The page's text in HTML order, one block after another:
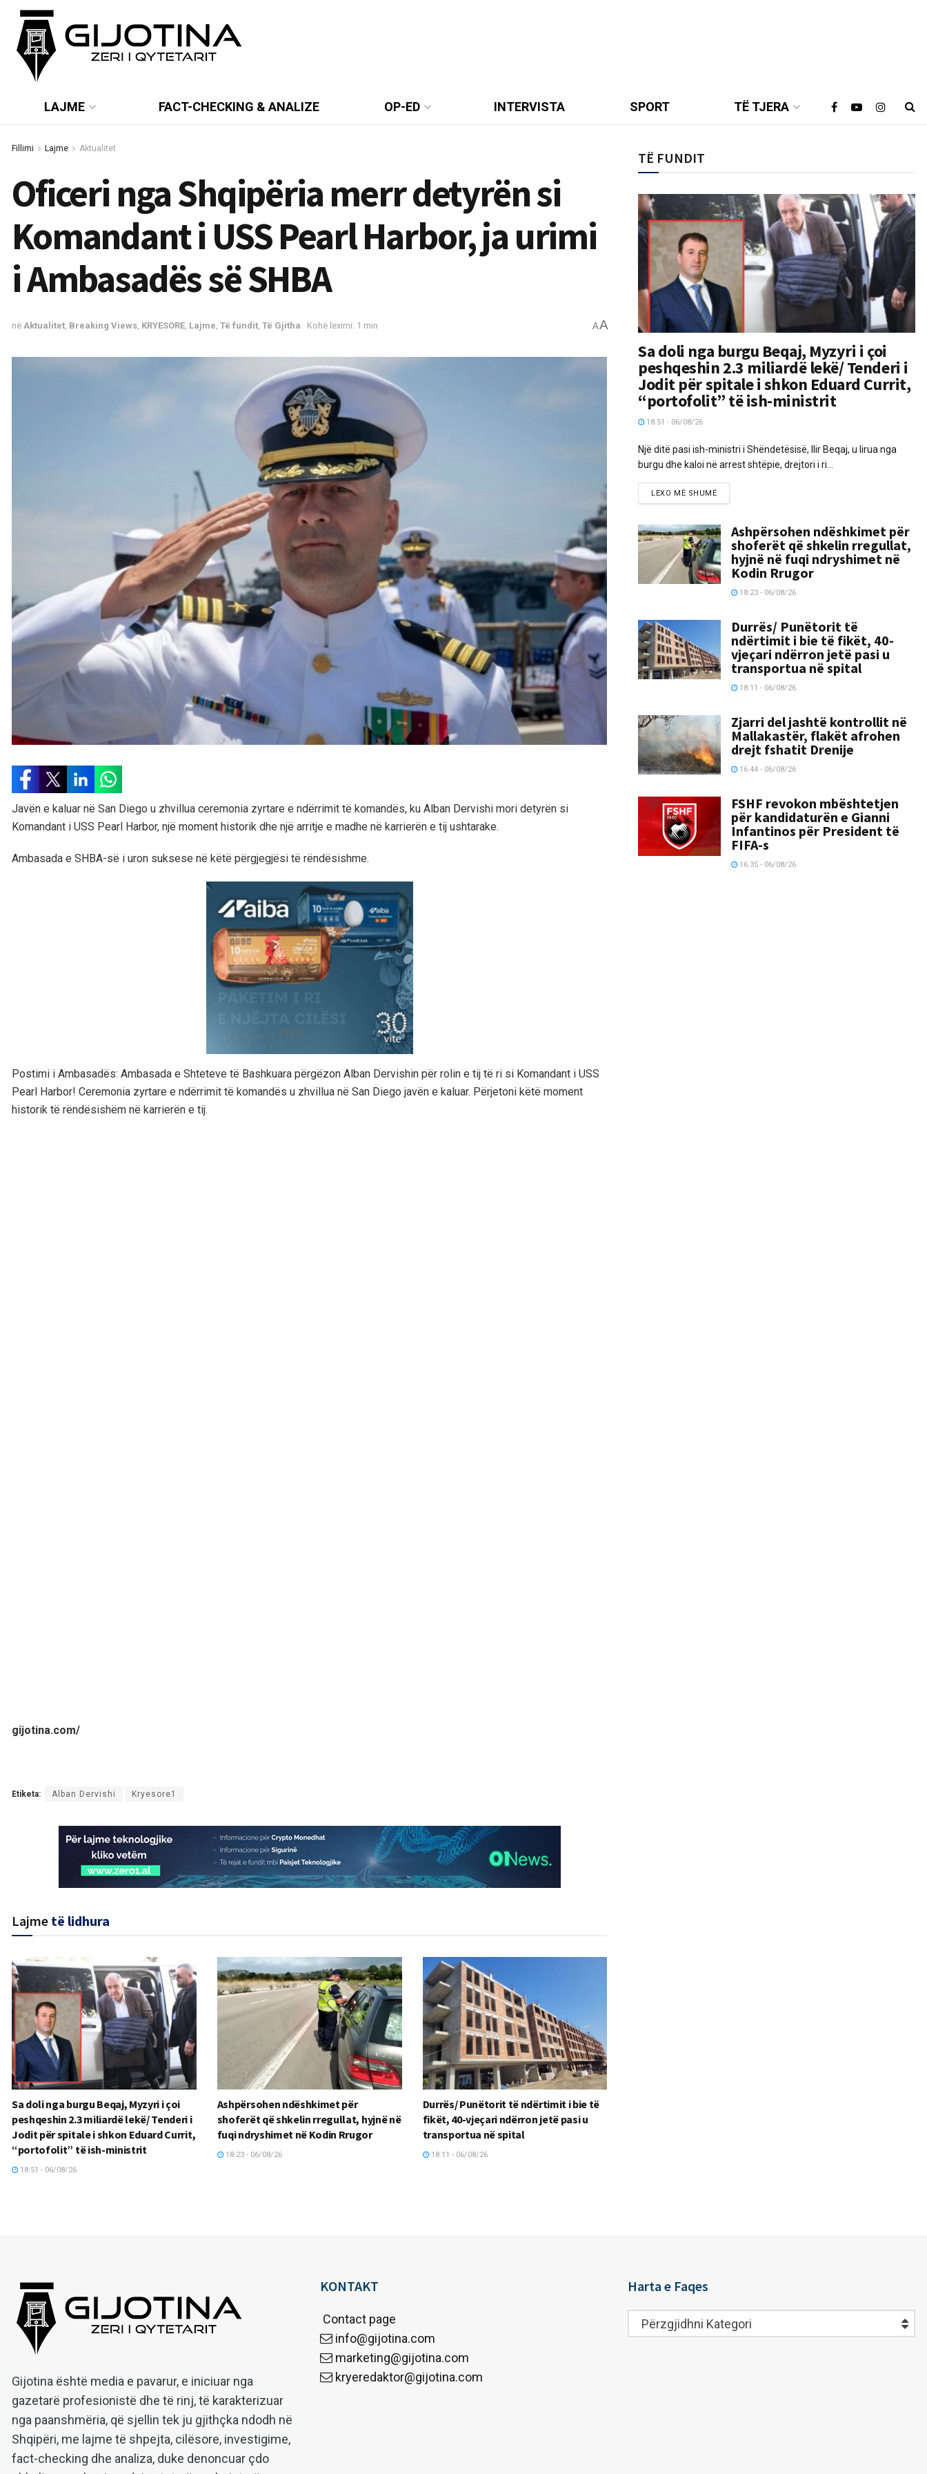
LAJME FACT-CHECKING & ANALIZE OP-ED INTERVISTA SPORT TË TJERA
Fillimi Lajme Aktualitet
Oficeri nga Shqipëria merr detyrën si
Komandant i USS Pearl Harbor, ja urimi
i Ambasadës së SHBA
në Aktualitet Breaking Views KRYESORE Lajme Të fundit Të Gjitha Kohë leximi: 1 min AA
Javën e kaluar në San Diego u zhvillua ceremonia zyrtare e ndërrimit të komandës, ku Alban Dervishi mori detyrën si
Komandant i USS Pearl Harbor, një moment historik dhe një arritje e madhe në karrierën e tij ushtarake.
Ambasada e SHBA-së i uron suksese në këtë përgjegjësi të rëndësishme.
Postimi i Ambasadës: Ambasada e Shteteve të Bashkuara përgëzon Alban Dervishin për rolin e tij të ri si Komandant i USS
Pearl Harbor! Ceremonia zyrtare e ndërrimit të komandës u zhvillua në San Diego javën e kaluar. Përjetoni këtë moment
historik të rëndësishëm në karrierën e tij.
gijotina.com/
Etiketa: Alban Dervishi Kryesore1
Lajme të lidhura
Sa doli nga burgu Beqaj, Myzyri i çoi
peshqeshin 2.3 miliardë lekë/ Tenderi i
Jodit për spitale i shkon Eduard Currit,
“portofolit” të ish-ministrit
18:51 - 06/08/26
Ashpërsohen ndëshkimet për
shoferët që shkelin rregullat, hyjnë në
fuqi ndryshimet në Kodin Rrugor
18:23 - 06/08/26
Durrës/ Punëtorit të ndërtimit i bie të
fikët, 40-vjeçari ndërron jetë pasi u
transportua në spital
18:11 - 06/08/26
TË FUNDIT
Sa doli nga burgu Beqaj, Myzyri i çoi
peshqeshin 2.3 miliardë lekë/ Tenderi i
Jodit për spitale i shkon Eduard Currit,
“portofolit” të ish-ministrit
18:51 - 06/08/26
Një ditë pasi ish-ministri i Shëndetësisë, Ilir Beqaj, u lirua nga
burgu dhe kaloi në arrest shtëpie, drejtori i ri...
LEXO MË SHUMË
Ashpërsohen ndëshkimet për
shoferët që shkelin rregullat,
hyjnë në fuqi ndryshimet në
Kodin Rrugor
18:23 - 06/08/26
Durrës/ Punëtorit të
ndërtimit i bie të fikët, 40-
vjeçari ndërron jetë pasi u
transportua në spital
18:11 - 06/08/26
Zjarri del jashtë kontrollit në
Mallakastër, flakët afrohen
drejt fshatit Drenije
16:44 - 06/08/26
FSHF revokon mbështetjen
për kandidaturën e Gianni
Infantinos për President të
FIFA-s
16:35 - 06/08/26
Gijotina është media e pavarur, e iniciuar nga
gazetarë profesionistë dhe të rinj, të karakterizuar
nga paanshmëria, që sjellin tek ju gjithçka ndodh në
Shqipëri, me lajme të shpejta, cilësore, investigime,
fact-checking dhe analiza, duke denoncuar çdo
KONTAKT
Contact page
info@gijotina.com
marketing@gijotina.com
kryeredaktor@gijotina.com
Harta e Faqes
Harta
e
Përzgjidhni Kategori